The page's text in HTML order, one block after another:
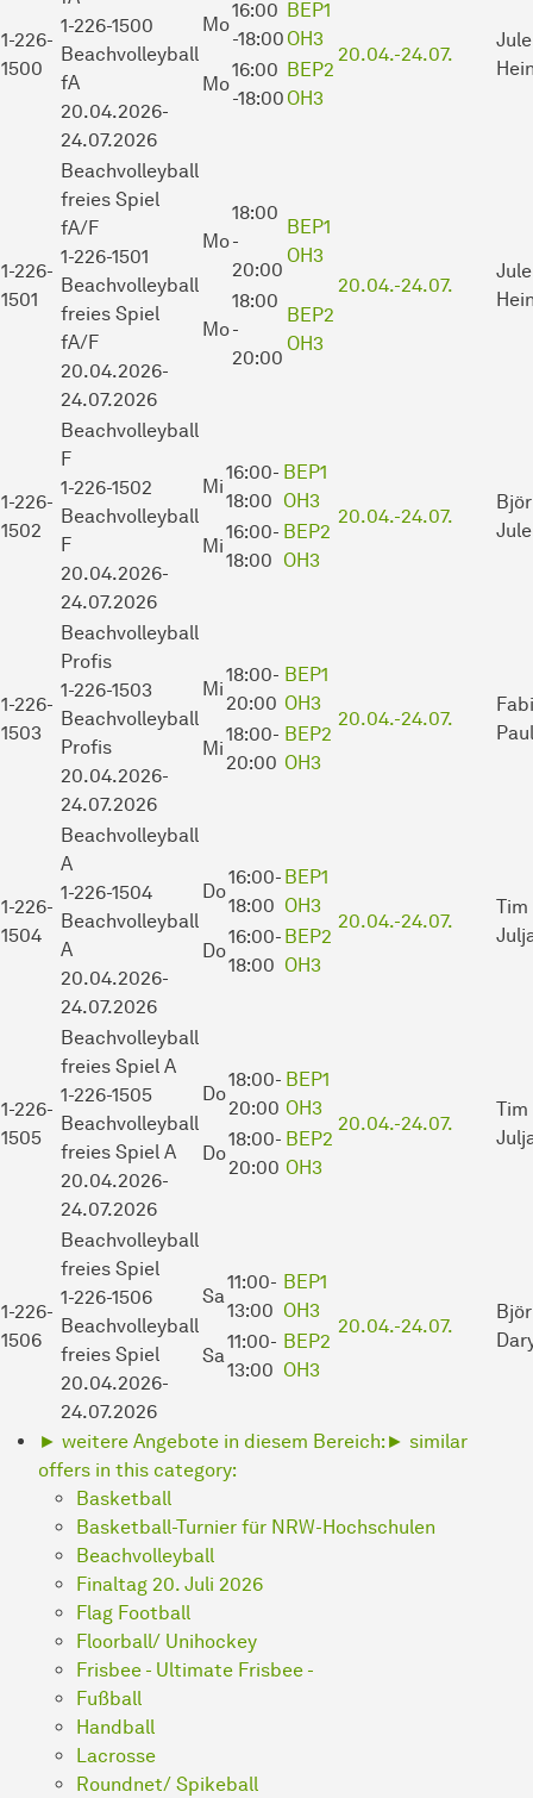
1-226-
1500
1-226-1500
Beachvolleyball
fA
20.04.2026-
24.07.2026
Mo
16:00
-18:00
BEP1
OH3
Mo
16:00
-18:00
BEP2
OH3
20.04.-24.07.
1-226-
1501
Beachvolleyball
freies Spiel
fA/F
1-226-1501
Beachvolleyball
freies Spiel
fA/F
20.04.2026-
24.07.2026
Mo
18:00
-
20:00
BEP1
OH3
Mo
18:00
-
20:00
BEP2
OH3
20.04.-24.07.
1-226-
1502
Beachvolleyball
F
1-226-1502
Beachvolleyball
F
20.04.2026-
24.07.2026
Mi
16:00-
18:00
BEP1
OH3
Mi
16:00-
18:00
BEP2
OH3
20.04.-24.07.
1-226-
1503
Beachvolleyball
Profis
1-226-1503
Beachvolleyball
Profis
20.04.2026-
24.07.2026
Mi
18:00-
20:00
BEP1
OH3
Mi
18:00-
20:00
BEP2
OH3
20.04.-24.07.
1-226-
1504
Beachvolleyball
A
1-226-1504
Beachvolleyball
A
20.04.2026-
24.07.2026
Do
16:00-
18:00
BEP1
OH3
Do
16:00-
18:00
BEP2
OH3
20.04.-24.07.
Tim
1-226-
1505
Beachvolleyball
freies Spiel A
1-226-1505
Beachvolleyball
freies Spiel A
20.04.2026-
24.07.2026
Do
18:00-
20:00
BEP1
OH3
Do
18:00-
20:00
BEP2
OH3
20.04.-24.07.
Tim
1-226-
1506
Beachvolleyball
freies Spiel
1-226-1506
Beachvolleyball
freies Spiel
20.04.2026-
24.07.2026
Sa
11:00-
13:00
BEP1
OH3
Sa
11:00-
13:00
BEP2
OH3
20.04.-24.07.
► weitere Angebote in diesem Bereich: ► similar
offers in this category:
Basketball
Basketball-Turnier für NRW-Hochschulen
Beachvolleyball
Finaltag 20. Juli 2026
Flag Football
Floorball/ Unihockey
Frisbee - Ultimate Frisbee -
Fußball
Handball
Lacrosse
Roundnet/ Spikeball